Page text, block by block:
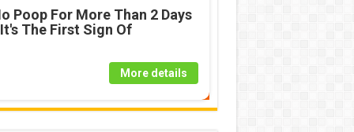
Poop For More Than 2 Days
The First Sign Of
More details